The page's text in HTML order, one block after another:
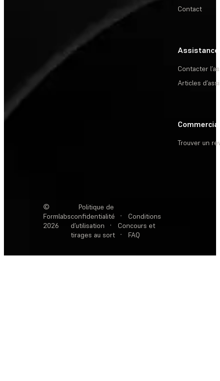
Contact
Assistance
Contacter
Articles
Commercial
Trouver un
©
Formlabs
2026
Politique de
confidentialité
·
Conditions
d’utilisation
·
Concours et
tirages au sort
· FAQ